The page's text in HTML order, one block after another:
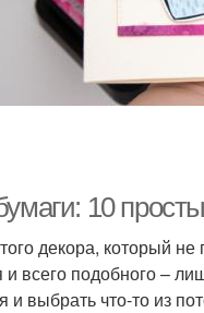
10
декора, который
всего подобного –
и выбрать что-то из